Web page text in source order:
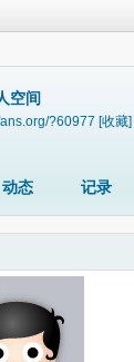
空间
?60977 [收藏]
动态 记录